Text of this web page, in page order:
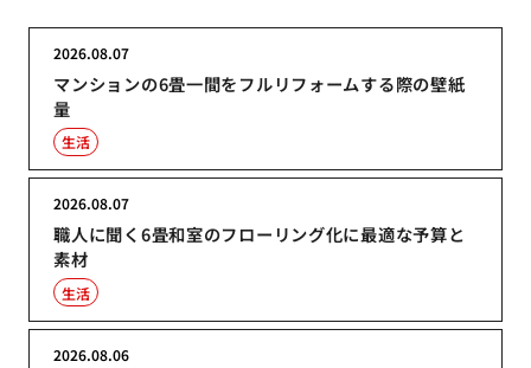
マンションの6畳一間をフルリフォームする際の壁紙
量
2026.08.07
生活
職人に聞く6畳和室のフローリング化に最適な予算と
素材
2026.08.07
生活
2026.08.06